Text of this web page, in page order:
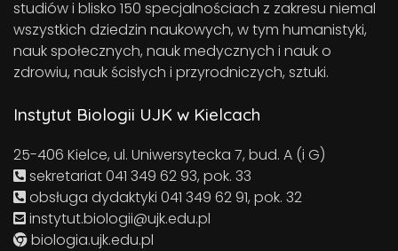
studiów i blisko 150 specjalnościach z zakresu niemal
wszystkich dziedzin naukowych, w tym humanistyki,
nauk społecznych, nauk medycznych i nauk o
zdrowiu, nauk ścisłych i przyrodniczych, sztuki.
Instytut Biologii UJK w Kielcach
25-406 Kielce, ul. Uniwersytecka 7, bud. A (i G)
sekretariat 041 349 62 93, pok. 33
obsługa dydaktyki 041 349 62 91, pok. 32
instytut.biologii@ujk.edu.pl
biologia.ujk.edu.pl